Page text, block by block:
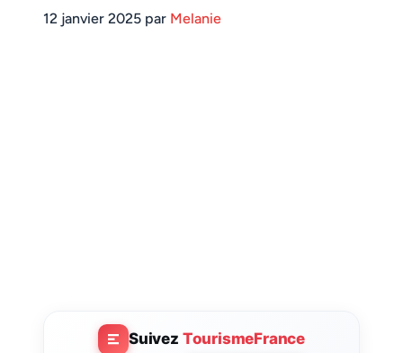
12 janvier 2025 par Melanie
Suivez TourismeFrance